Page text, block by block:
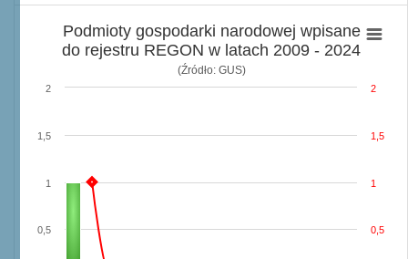
Podmioty gospodarki narodowej wpisane
do rejestru REGON w latach 2009 - 2024
(Źródło: GUS)
0,5
1
1,5
2
0,5
1
1,5
2